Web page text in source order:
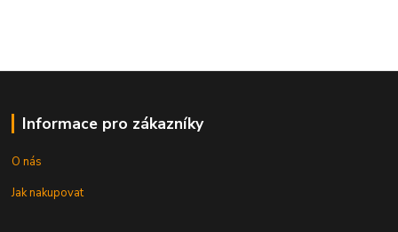
Informace pro zákazníky
O nás
Jak nakupovat